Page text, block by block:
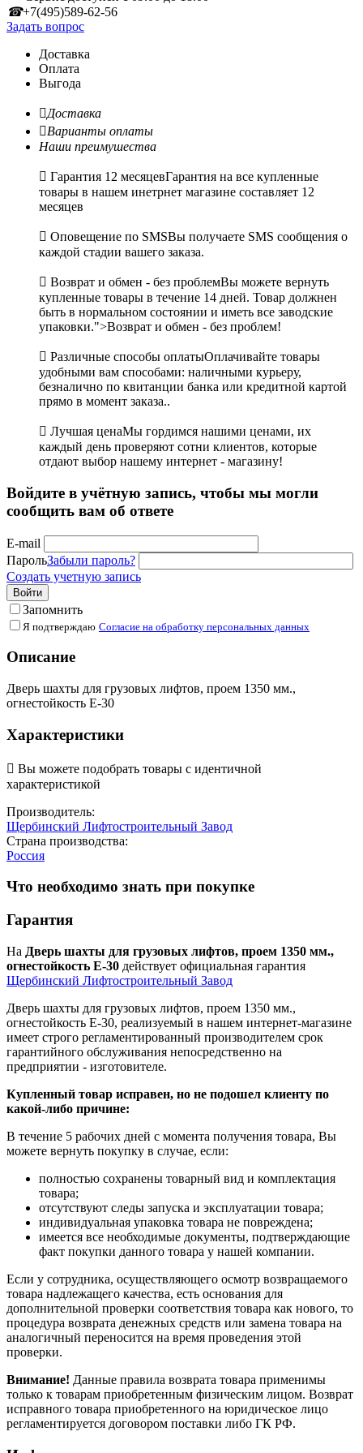
☎+7(495)589-62-56
Задать вопрос
Доставка
Оплата
Выгода
Доставка
Варианты оплаты
Наши преимушества
 Гарантия 12 месяцевГарантия на все купленные
товары в нашем инетрнет магазине составляет 12
месяцев
 Оповещение по SMSВы получаете SMS сообщения о
каждой стадии вашего заказа.
 Возврат и обмен - без проблемВы можете вернуть
купленные товары в течение 14 дней. Товар должнен
быть в нормальном состоянии и иметь все заводские
упаковки.">Возврат и обмен - без проблем!
 Различные способы оплатыОплачивайте товары
удобными вам способами: наличными курьеру,
безналично по квитанции банка или кредитной картой
прямо в момент заказа..
 Лучшая ценаМы гордимся нашими ценами, их
каждый день проверяют сотни клиентов, которые
отдают выбор нашему интернет - магазину!
Войдите в учётную запись, чтобы мы могли
сообщить вам об ответе
E-mail
ПарольЗабыли пароль?
Создать учетную запись
Войти
Запомнить
Я подтверждаю Согласие на обработку персональных данных
Описание
Дверь шахты для грузовых лифтов, проем 1350 мм.,
огнестойкость Е-30
Характеристики
 Вы можете подобрать товары с идентичной
характеристикой
Производитель:
Щербинский Лифтостроительный Завод
Страна производства:
Россия
Что необходимо знать при покупке
Гарантия
На Дверь шахты для грузовых лифтов, проем 1350 мм.,
огнестойкость Е-30 действует официальная гарантия
Щербинский Лифтостроительный Завод
Дверь шахты для грузовых лифтов, проем 1350 мм.,
огнестойкость Е-30, реализуемый в нашем интернет-магазине
имеет строго регламентированный производителем срок
гарантийного обслуживания непосредственно на
предприятии - изготовителе.
Купленный товар исправен, но не подошел клиенту по
какой-либо причине:
В течение 5 рабочих дней с момента получения товара, Вы
можете вернуть покупку в случае, если:
полностью сохранены товарный вид и комплектация
товара;
отсутствуют следы запуска и эксплуатации товара;
индивидуальная упаковка товара не повреждена;
имеется все необходимые документы, подтверждающие
факт покупки данного товара у нашей компании.
Если у сотрудника, осуществляющего осмотр возвращаемого
товара надлежащего качества, есть основания для
дополнительной проверки соответствия товара как нового, то
процедура возврата денежных средств или замена товара на
аналогичный переносится на время проведения этой
проверки.
Внимание! Данные правила возврата товара применимы
только к товарам приобретенным физическим лицом. Возврат
исправного товара приобретенного на юридическое лицо
регламентируется договором поставки либо ГК РФ.